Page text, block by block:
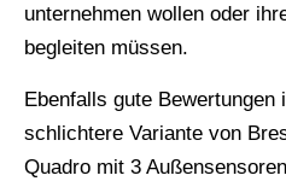
unternehmen wollen oder
begleiten müssen.
Ebenfalls gute Bewertungen
schlichtere Variante von
Quadro mit 3